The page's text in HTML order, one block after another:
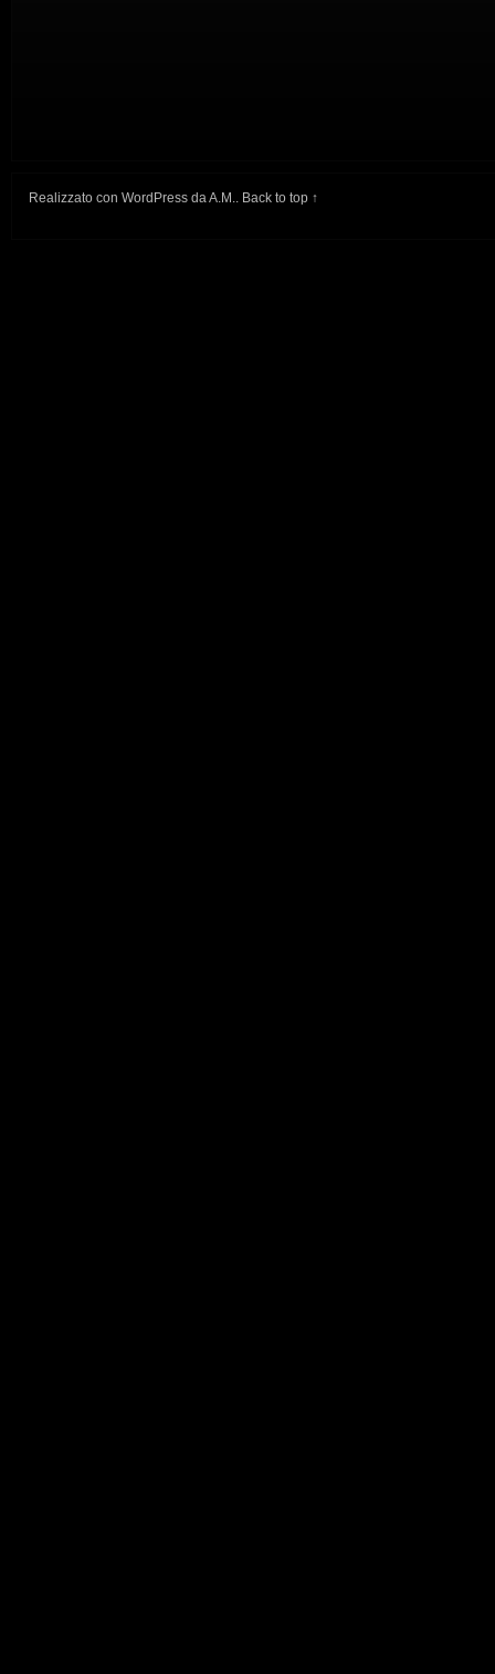
Realizzato con WordPress daA.M.. Back to top ↑